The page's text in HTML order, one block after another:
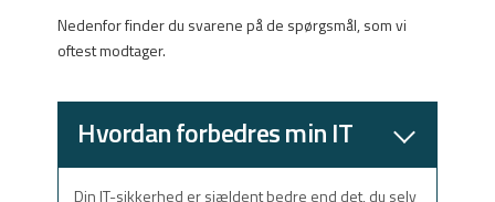
Nedenfor finder du svarene på de spørgsmål, som vi
oftest modtager.
Hvordan forbedres min IT
sikkerhed?
Din IT-sikkerhed er sjældent bedre end det, du selv